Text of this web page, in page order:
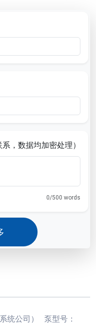
，数据均加密处理）
0/500 words
统公司） 泵型号：